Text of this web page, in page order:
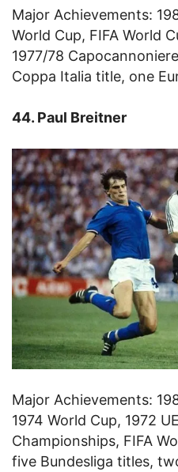
Major Achievements:
World Cup, FIFA World
1977/78
Coppa Italia title, one
44. Paul Breitner
Major Achievements:
1974 World Cup, 1972
Championships, FIFA
five Bundesliga titles,